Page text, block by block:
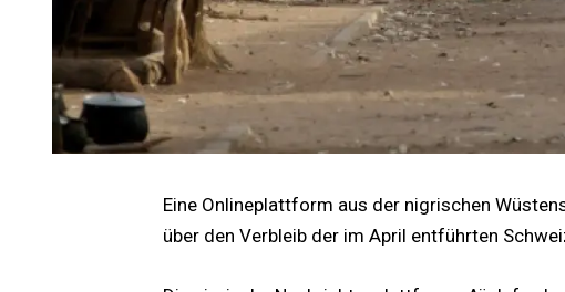
Eine Onlineplattform aus der nigrischen
über den Verbleib der im April entführten